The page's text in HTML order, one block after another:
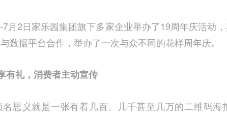
月2日家乐园集团旗下多家企业举办了19周年庆活动
数据平台合作，举办了一次与众不同的花样周年庆。
有礼，消费者主动宣传
思义就是一张有着几百、几千甚至几万的二维码海